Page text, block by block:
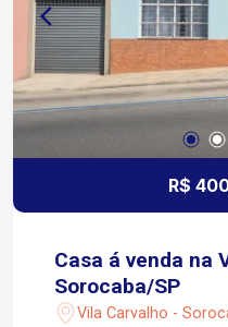
R$
Casa á venda na
Sorocaba/SP
Vila Carvalho -